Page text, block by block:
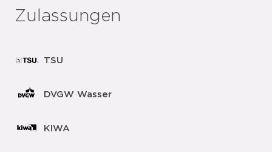
Zulassungen
TSU
DVGW Wasser
KIWA